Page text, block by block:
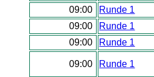
09:00
Runde 1
09:00
Runde 1
09:00
Runde 1
09:00 Runde 1